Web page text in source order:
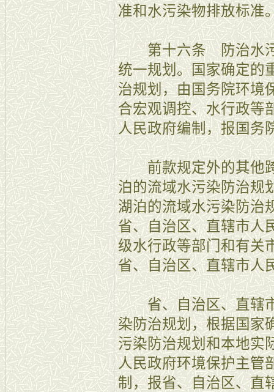
准和水污染物排放标准
第十六条 防治水污
统一规划。国家确定的
治规划，由国务院环境
合宏观调控、水行政等
人民政府编制，报国务
前款规定外的其他跨
泊的流域水污染防治规
湖泊的流域水污染防治
省、自治区、直辖市人
级水行政等部门和有关
省、自治区、直辖市人
省、自治区、直辖市
染防治规划，根据国家
污染防治规划和本地实
人民政府环境保护主管
制，报省、自治区、直